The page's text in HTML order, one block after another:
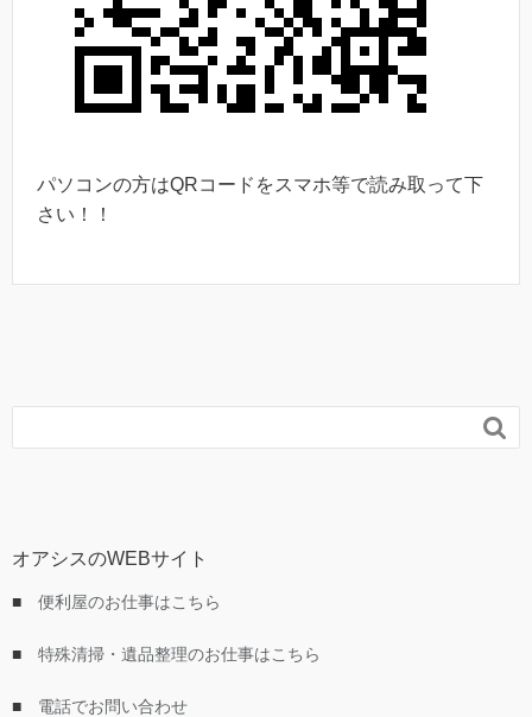
パソコンの方はQRコードをスマホ等で読み取って下
さい！！

オアシスのWEBサイト
■ 便利屋のお仕事はこちら
■ 特殊清掃・遺品整理のお仕事はこちら
■ 電話でお問い合わせ